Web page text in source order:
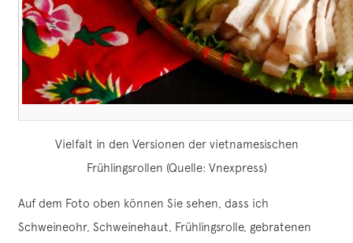
Vielfalt in den Versionen der vietnamesischen
Frühlingsrollen (Quelle: Vnexpress)
Auf dem Foto oben können Sie sehen, dass ich
Schweineohr, Schweinehaut, Frühlingsrolle, gebratenen